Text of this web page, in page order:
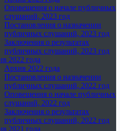
Оповещения о начале публичных
слушаний, 2023 год
Постановления о назначении
публичных слушаний, 2023 год
Заключения о результатах
публичных слушаний, 2023 год
2022 года
Архив 2022 года
Постановления о назначении
публичных слушаний, 2022 год
Оповещения о начале публичных
слушаний, 2022 год
Заключения о результатах
публичных слушаний, 2022 год
2021 года